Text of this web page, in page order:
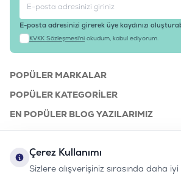
E-posta adresinizi girerek üye kaydınızı
KVKK Sözleşmesi'ni okudum, kabul ediyorum.
POPÜLER MARKALAR
POPÜLER KATEGORILER
EN POPÜLER BLOG YAZILARIMIZ
KURUMSAL
Çerez Kullanımı
Sizlere alışverişiniz sırasında daha